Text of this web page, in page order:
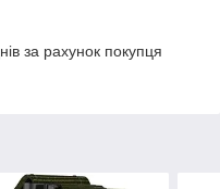
за рахунок покупця